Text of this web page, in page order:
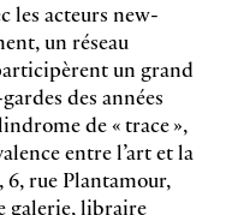
les acteurs new-
un réseau
un grand
des années
de « trace »,
entre l’art et la
rue Plantamour,
galerie, libraire